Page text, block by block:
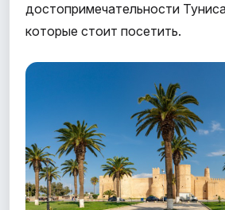
достопримечательности
которые стоит посетить.